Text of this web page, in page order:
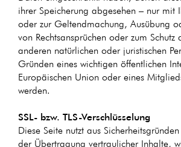
ihrer Speicherung abgesehen – nur mit
oder zur Geltendmachung, Ausübung
von Rechtsansprüchen oder zum Schutz
anderen natürlichen oder juristischen
Gründen eines wichtigen öffentlichen
Europäischen Union oder eines
werden.
SSL- bzw. TLS-Verschlüsselung
Diese Seite nutzt aus
der Übertragung vertraulicher Inhalte,